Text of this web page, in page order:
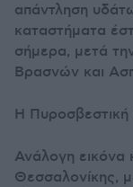
απάντληση
καταστήματα
σήμερα, μετά
Βρασνών και
Η Πυροσβεστική
Ανάλογη εικόνα
Θεσσαλονίκης,